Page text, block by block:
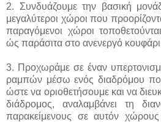
2. Συνδυάζουμε την βασική
μεγαλύτεροι χώροι που
παραγόμενοι χώροι
ώς παράσιτα στο ανενεργό
3. Προχωράμε σε έναν
ραμπών μέσω ενός διαδρόμου που
ώστε να οριοθετήσουμε και να
διάδρομος, αναλαμβάνει τη
παρακείμενους σε αυτόν